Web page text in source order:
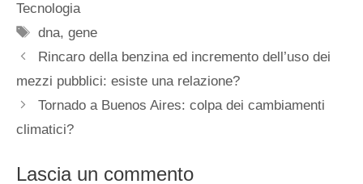
Tecnologia
Tag
dna,gene
Rincaro della benzina ed incremento dell’uso dei
mezzi pubblici: esiste una relazione?
Tornado a Buenos Aires: colpa dei cambiamenti
climatici?
Lascia un commento